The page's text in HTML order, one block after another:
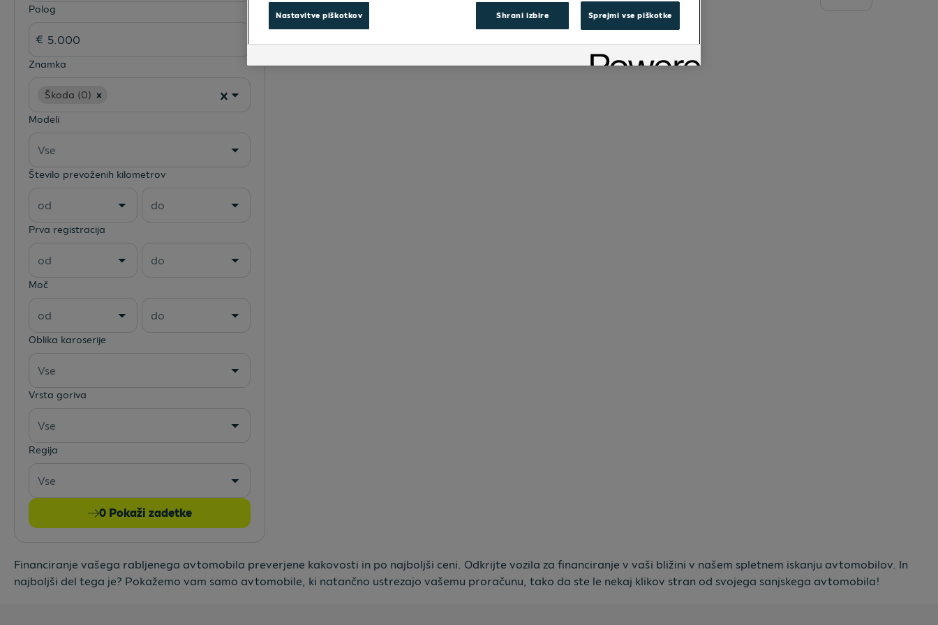
Polog
Znamka
Škoda (0)
Modeli
Vse
Število prevoženih kilometrov
od do
Prva registracija
od do
Moč
od do
Oblika karoserije
Vse
Vrsta goriva
Vse
Regija
Vse
0 Pokaži zadetke
Financiranje vašega rabljenega avtomobila preverjene kakovosti in po najboljši ceni. Odkrijte vozila za financiranje v vaši bližini v našem spletnem iskanju avtomobilov. In
najboljši del tega je? Pokažemo vam samo avtomobile, ki natančno ustrezajo vašemu proračunu, tako da ste le nekaj klikov stran od svojega sanjskega avtomobila!
Nastavitve piškotkov Shrani izbire Sprejmi vse piškotke